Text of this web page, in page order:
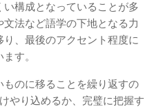
構成となっていることが多
法など語学の下地となる力
、最後のアクセント程度に
す。
ものに移ることを繰り返すの
やり込めるか、完璧に把握す